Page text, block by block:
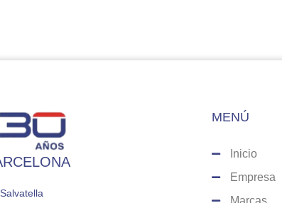
MENÚ
Inicio
Empresa